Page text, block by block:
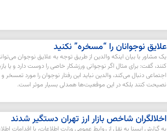
علایق نوجوانان را “مسخره” نکنید
یک مشاور با بیان اینکه والدین از طریق توجه به علایق نوجوان
کنند، گفت: برای مثال اگر نوجوانی ورزشکار خاصی را دوست دارد و یا
اجتماعی دنبال می‌کند، والدین نباید این رفتار نوجوان را مورد
نصیحت کنند بلکه در این موقعیت‌ها همدلی بسیار موثر است.
اخلالگران شاخص بازار ارز تهران دستگیر شدند